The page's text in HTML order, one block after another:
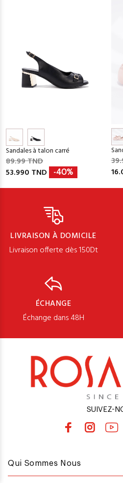
Sandales à talon carré
89.99 TND
53.990 TND
-40%
LIVRAISON À DOMICILE
Livraison offerte dès 150Dt
ÉCHANGE
Échange dans 48H
SUIVEZ-
Qui Sommes Nous